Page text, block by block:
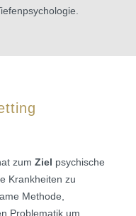
zumZiel psychische
Krankheiten zu
Methode,
Problematik um